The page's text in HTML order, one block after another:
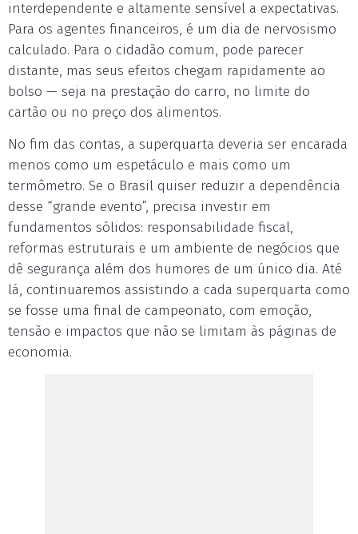
interdependente e altamente sensível a expectativas.
Para os agentes financeiros, é um dia de nervosismo
calculado. Para o cidadão comum, pode parecer
distante, mas seus efeitos chegam rapidamente ao
bolso — seja na prestação do carro, no limite do
cartão ou no preço dos alimentos.
No fim das contas, a superquarta deveria ser encarada
menos como um espetáculo e mais como um
termômetro. Se o Brasil quiser reduzir a dependência
desse “grande evento”, precisa investir em
fundamentos sólidos: responsabilidade fiscal,
reformas estruturais e um ambiente de negócios que
dê segurança além dos humores de um único dia. Até
lá, continuaremos assistindo a cada superquarta como
se fosse uma final de campeonato, com emoção,
tensão e impactos que não se limitam às páginas de
economia.